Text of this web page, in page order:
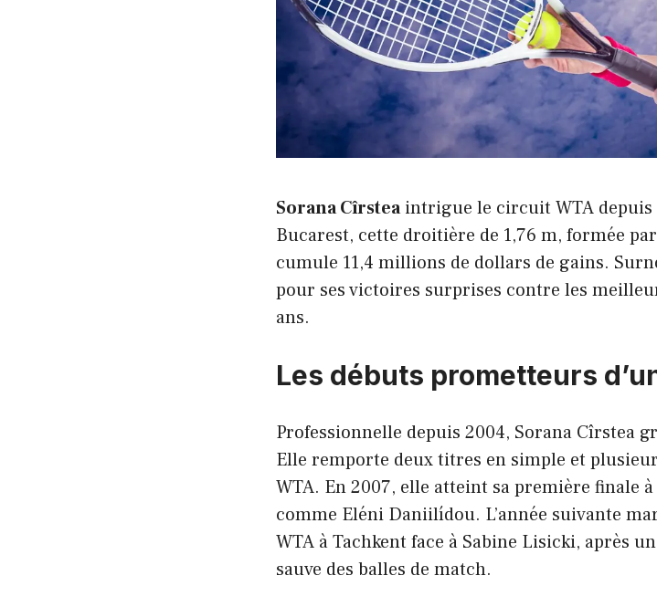
Sorana Cîrsteaintrigue le circuit WTA depuis
Bucarest, cette droitière de 1,76 m, formée
cumule 11,4 millions de dollars de gains.
pour ses victoires surprises contre les
ans.
Les débuts prometteurs
Professionnelle depuis 2004, Sorana Cîrstea
Elle remporte deux titres en simple et
WTA. En 2007, elle atteint sa première finale
comme Eléni Daniilídou. L’année suivante
WTA à Tachkent face à Sabine Lisicki, après
sauve des balles de match.